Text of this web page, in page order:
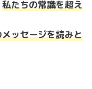
私たちの常識を超え
ッセージを読みと